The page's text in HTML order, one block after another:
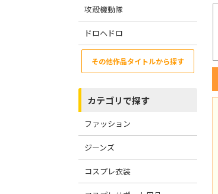
攻殻機動隊
ドロヘドロ
その他作品タイトルから探す
カテゴリで探す
ファッション
ジーンズ
コスプレ衣装